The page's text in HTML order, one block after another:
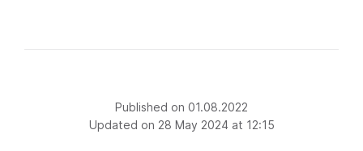
Published on 01.08.2022
Updated on 28 May 2024 at 12:15